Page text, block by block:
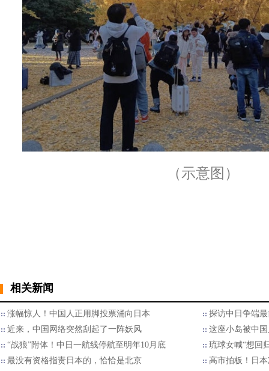
（示意图）
相关新闻
涨幅惊人！中国人正用脚投票涌向日本
探访中日争端
近来，中国网络突然刮起了一阵妖风
这座小岛被中
“战狼”附体！中日一航线停航至明年10月底
琉球女喊“想回
最没有资格指责日本的，恰恰是北京
高市拍板！日